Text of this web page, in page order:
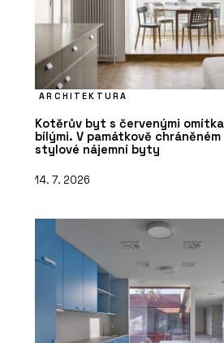
ARCHITEKTURA
Kotěrův byt s červenými
bílými. V památkově chráněném
stylové nájemní byty
14. 7. 2026